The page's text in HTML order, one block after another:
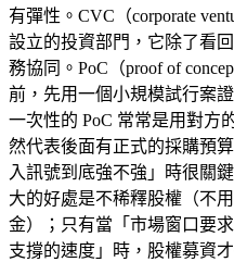
有彈性。CVC（corporate
設立的投資部門，它除了看
務協同。PoC（proof of
前，先用一個小規模試行案
一次性的 PoC 常常是用對方
然代表後面有正式的採購預
入訊號到底強不強」時很關
大的好處是不稀釋股權（不
金）；只有當「市場窗口要
支撐的速度」時，股權募資